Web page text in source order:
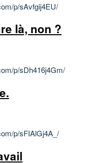
p/sAvfgij4EU/
là, non ?
p/sDh416j4Gm/
p/sFIAlGj4A_/